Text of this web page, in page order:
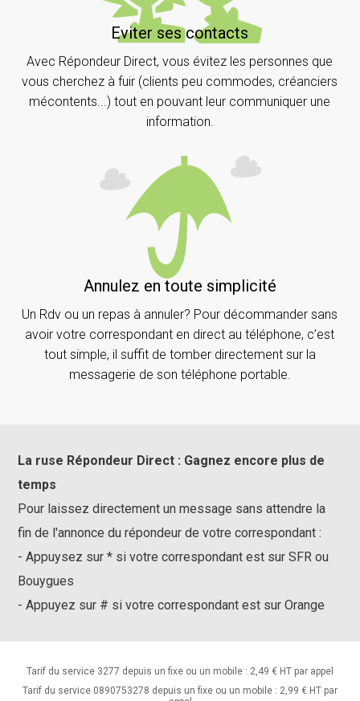
Eviter ses contacts
Avec Répondeur Direct, vous évitez les personnes que
vous cherchez à fuir (clients peu commodes, créanciers
mécontents...) tout en pouvant leur communiquer une
information.
Annulez en toute simplicité
Un Rdv ou un repas à annuler? Pour décommander sans
avoir votre correspondant en direct au téléphone, c’est
tout simple, il suffit de tomber directement sur la
messagerie de son téléphone portable.
La ruse Répondeur Direct : Gagnez encore plus de
temps
Pour laissez directement un message sans attendre la
fin de l'annonce du répondeur de votre correspondant :
- Appuysez sur * si votre correspondant est sur SFR ou
Bouygues
- Appuyez sur # si votre correspondant est sur Orange
Tarif du service 3277 depuis un fixe ou un mobile : 2,49 € HT par appel
Tarif du service 0890753278 depuis un fixe ou un mobile : 2,99 € HT par